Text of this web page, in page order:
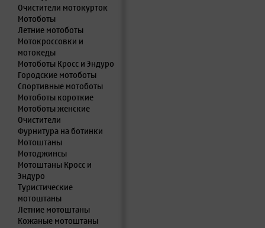
Очистители мотокурток
Мотоботы
Летние мотоботы
Мотокроссовки и
мотокеды
Мотоботы Кросс и Эндуро
Городские мотоботы
Спортивные мотоботы
Мотоботы короткие
Мотоботы женские
Очистители
Фурнитура на ботинки
Мотоштаны
Мотоджинсы
Мотоштаны Кросс и
Эндуро
Туристические
мотоштаны
Летние мотоштаны
Кожаные мотоштаны